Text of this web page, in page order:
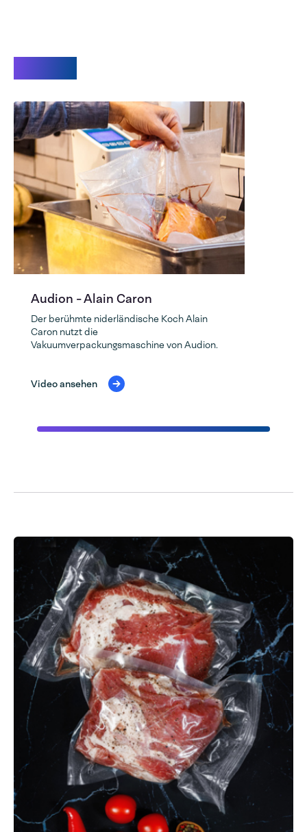
Audion - Alain Caron
Der berühmte niderländische Koch Alain
Caron nutzt die
Vakuumverpackungsmaschine von Audion.
Video ansehen